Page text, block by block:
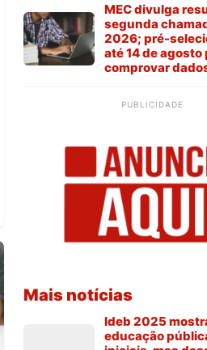
MEC divulga
segunda
2026; pré-
até 14 de agosto
comprovar
PUBLICIDADE
Mais notícias
Ideb 2025
educação